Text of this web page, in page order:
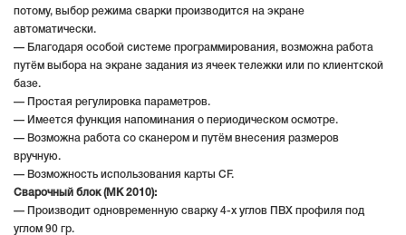
потому, выбор режима сварки производится на экране
автоматически.
— Благодаря особой системе программирования, возможна работа
путём выбора на экране задания из ячеек тележки или по клиентской
базе.
— Простая регулировка параметров.
— Имеется функция напоминания о периодическом осмотре.
— Возможна работа со сканером и путём внесения размеров
вручную.
— Возможность использования карты CF.
Сварочный блок (MK 2010):
— Производит одновременную сварку 4-х углов ПВХ профиля под
углом 90 гр.